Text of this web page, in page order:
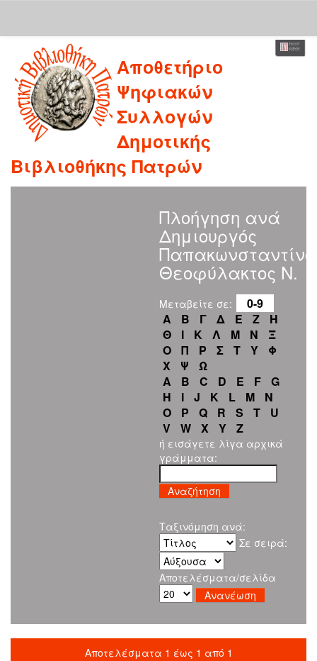
navigation
Αποθετήριο
Ψηφιακών
Συλλογών
Δημοτικής
Βιβλιοθήκης Πατρών
Πλοήγηση ανά
Δημιουργός
Θεοφύλακτος Ν.
Μεταβείτε σε:
0-9
Α
Β Γ Δ Ε Ζ
Η
Θ
Ι Κ Λ Μ Ν
Ξ
Ο
Π Ρ Σ Τ Υ
Φ
Χ
Ψ
Ω
A
B C D E F
G
H
I J K L M
N
O
P Q R S T
U
V
W X Y Z
ή εισάγετε λίγα αρχικά
γράμματα:
Ταξινόμηση ανά:
Σε σειρά:
Αποτελέσματα/σελίδα
Αποτελέσματα 1 έως 1 από 1